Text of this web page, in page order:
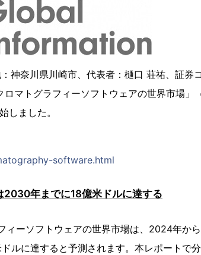
神奈川県川崎市、代表者：樋口 荘祐、証券
マトグラフィーソフトウェアの世界市場」
ました。
software.html
2030年までに18億米ドルに達する
ィーソフトウェアの世界市場は、2024年か
ルに達すると予測されます。本レポートで